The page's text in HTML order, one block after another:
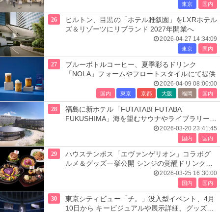
東京 国内
26
ヒルトン、目黒の「ホテル雅叙園」をLXRホテル
ズ＆リゾーツにリブランド 2027年開業へ
2026-04-27 14:34:09
東京 国内
27
ブルーボトルコーヒー、夏季彩るドリンク
「NOLA」フォームやフロートスタイルにて提供
2026-04-09 08:00:00
国内 東京 京都 大阪 福岡 国内
28
福島に新ホテル「FUTATABI FUTABA
FUKUSHIMA」海を望むサウナやライブラリーで
2026-03-20 23:41:45
国内 国内
29
ハウステンボス「エヴァンゲリオン」コラボグ
ルメ＆グッズ一挙公開 シンジの覚醒ドリンクに
2026-03-25 16:30:00
国内 国内
30
東京シティビュー「チ。」没入型イベント、4月
10日から キービジュアルや展示詳細、グッズな